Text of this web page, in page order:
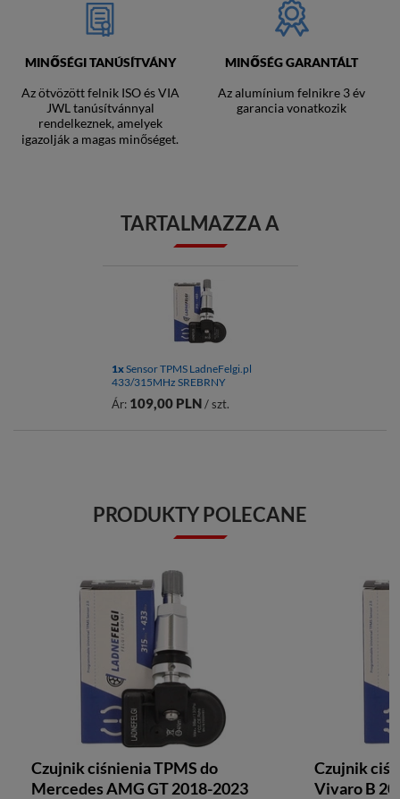
MINŐSÉGI TANÚSÍTVÁNY
Az ötvözött felnik ISO és VIA
JWL tanúsítvánnyal
rendelkeznek, amelyek
igazolják a magas minőséget.
MINŐSÉG GARANTÁLT
Az alumínium felnikre 3 év
garancia vonatkozik
TARTALMAZZA A
1xSensor TPMS LadneFelgi.pl
433/315MHz SREBRNY
Ár: 109,00 PLN / szt.
PRODUKTY POLECANE
Czujnik ciśnienia TPMS do
Mercedes AMG GT 2018-2023
Czujnik
Vivaro B